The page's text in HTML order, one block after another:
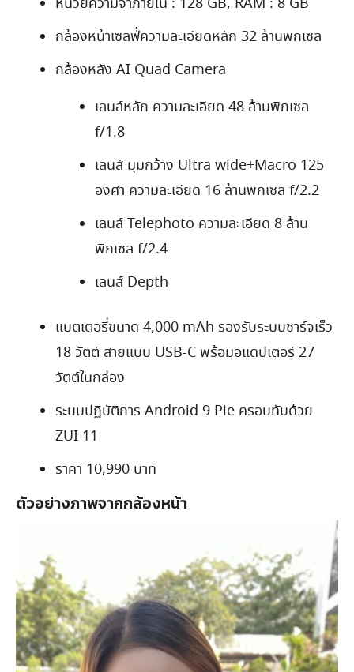
กล้องหน้าเซลฟี่ความละเอียดหลัก 32 ล้านพิกเซล
กล้องหลัง AI Quad Camera
เลนส์หลัก ความละเอียด 48 ล้านพิกเซล
f/1.8
เลนส์ มุมกว้าง Ultra wide+Macro 125
องศา ความละเอียด 16 ล้านพิกเซล f/2.2
เลนส์ Telephoto ความละเอียด 8 ล้าน
พิกเซล f/2.4
เลนส์ Depth
แบตเตอรี่ขนาด 4,000 mAh รองรับระบบชาร์จเร็ว
18 วัตต์ สายแบบ USB-C พร้อมอแดปเตอร์ 27
วัตต์ในกล่อง
ระบบปฏิบัติการ Android 9 Pie ครอบทับด้วย
ZUI 11
ราคา 10,990 บาท
ตัวอย่างภาพจากกล้องหน้า